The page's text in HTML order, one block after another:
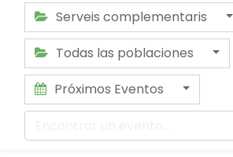
Serveis complementaris
Todas las poblaciones
Próximos Eventos